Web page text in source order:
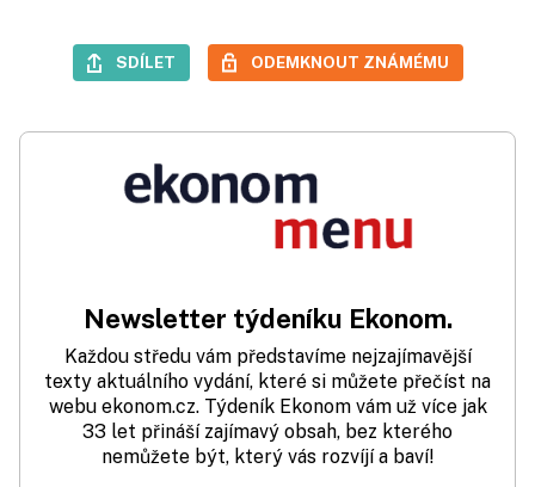
SDÍLET ODEMKNOUT ZNÁMÉMU
Newsletter týdeníku Ekonom.
Každou středu vám představíme nejzajímavější
texty aktuálního vydání, které si můžete přečíst na
webu ekonom.cz. Týdeník Ekonom vám už více jak
33 let přináší zajímavý obsah, bez kterého
nemůžete být, který vás rozvíjí a baví!